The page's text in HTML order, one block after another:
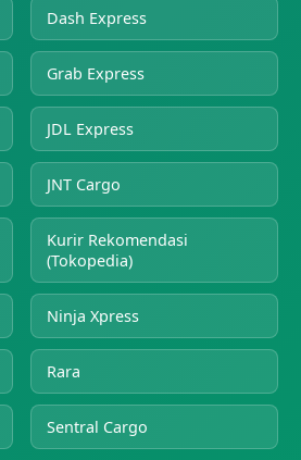
Dash Express
Grab Express
JDL Express
JNT Cargo
Kurir Rekomendasi
(Tokopedia)
Ninja Xpress
Rara
Sentral Cargo